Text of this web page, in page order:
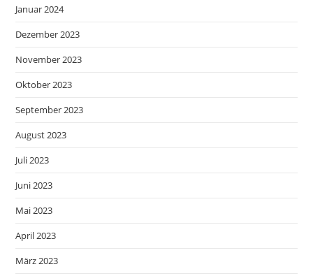
Januar 2024
Dezember 2023
November 2023
Oktober 2023
September 2023
August 2023
Juli 2023
Juni 2023
Mai 2023
April 2023
März 2023